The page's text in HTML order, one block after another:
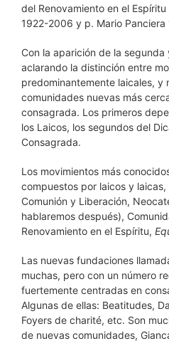
del Renovamiento en el
1922-2006 y p. Mario
Con la aparición de la
aclarando la distinción entre
predominantemente laicales, y
comunidades nuevas más
consagrada. Los primeros
los Laicos, los segundos del
Consagrada.
Los movimientos más
compuestos por laicos y laicas,
Comunión y Liberación,
hablaremos después),
Renovamiento en el Espíritu,
Las nuevas fundaciones
muchas, pero con un número
fuertemente centradas en
Algunas de ellas: Beatitudes,
Foyers de charité, etc. Son
de nuevas comunidades,